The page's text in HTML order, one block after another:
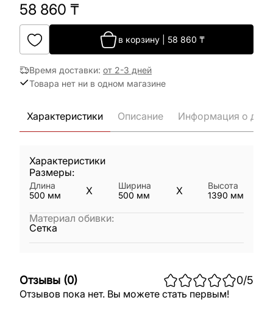
58 860 ₸
в корзину| 58 860 ₸
Время доставки: от 2-3 дней
Товара нет ни в одном магазине
Характеристики Описание Информация о
Характеристики
Размеры:
Длина
500 мм X
Ширина
500 мм X
Высота
1390 мм
Материал обивки:
Сетка
Отзывы (0) 0/5
Отзывов пока нет. Вы можете стать первым!